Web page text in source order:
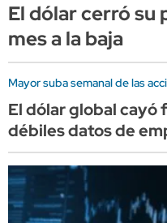
El dólar cerró su
mes a la baja
Mayor suba semanal de las
El dólar global cayó
débiles datos de